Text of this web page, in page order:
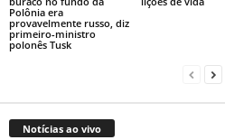
Polônia era
provavelmente russo, diz
primeiro-ministro
polonês Tusk
Notícias ao vivo